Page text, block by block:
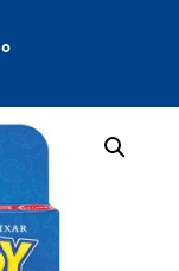
0- carte gioco